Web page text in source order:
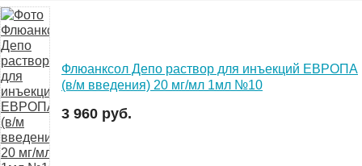
Флюанксол Депо раствор для инъекций ЕВРОПА
(в/м введения) 20 мг/мл 1мл №10
3 960 руб.